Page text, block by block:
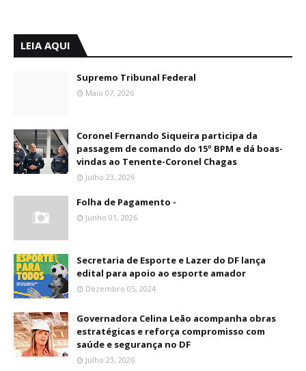
LEIA AQUI
Supremo Tribunal Federal
Maio 07, 2026
Coronel Fernando Siqueira participa da
passagem de comando do 15º BPM e dá boas-
vindas ao Tenente-Coronel Chagas
Julho 23, 2026
Folha de Pagamento -
Junho 01, 2026
Secretaria de Esporte e Lazer do DF lança
edital para apoio ao esporte amador
Dezembro 05, 2024
Governadora Celina Leão acompanha obras
estratégicas e reforça compromisso com
saúde e segurança no DF
Julho 23, 2026